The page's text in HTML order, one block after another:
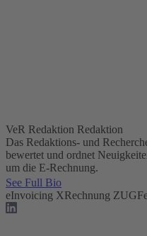
VeR Redaktion Redaktion
Das Redaktions- und
bewertet und ordnet
um die E-Rechnung.
See Full Bio
eInvoicing XRechnung